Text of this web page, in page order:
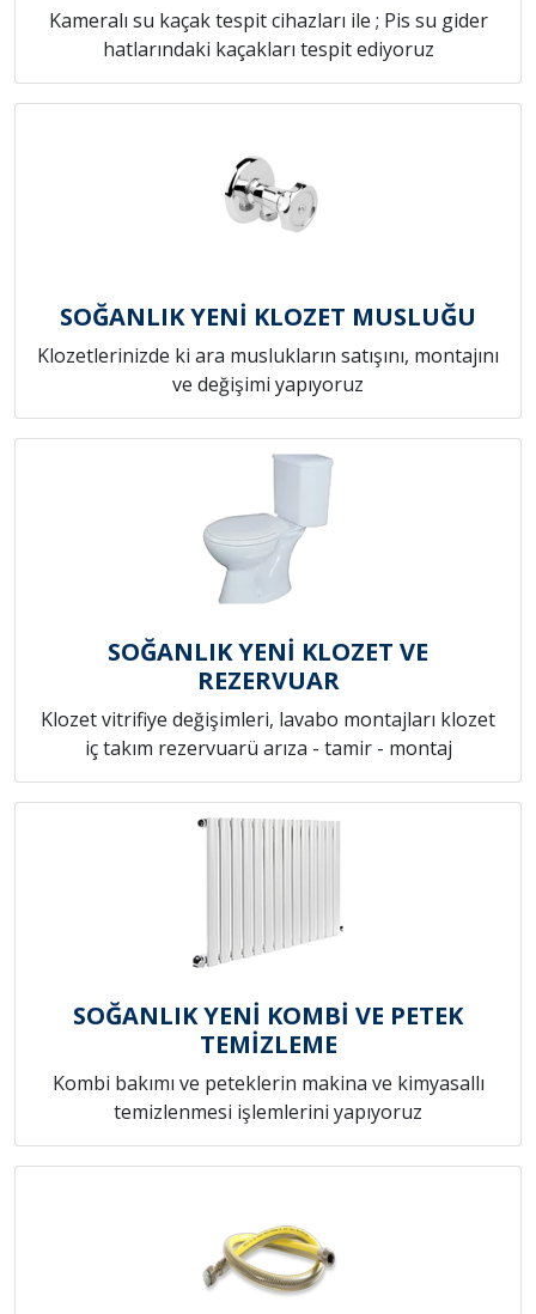
Kameralı su kaçak tespit cihazları ile ; Pis su gider
hatlarındaki kaçakları tespit ediyoruz
SOĞANLIK YENİ KLOZET MUSLUĞU
Klozetlerinizde ki ara muslukların satışını, montajını
ve değişimi yapıyoruz
SOĞANLIK YENİ KLOZET VE
REZERVUAR
Klozet vitrifiye değişimleri, lavabo montajları klozet
iç takım rezervuarü arıza - tamir - montaj
SOĞANLIK YENİ KOMBİ VE PETEK
TEMİZLEME
Kombi bakımı ve peteklerin makina ve kimyasallı
temizlenmesi işlemlerini yapıyoruz